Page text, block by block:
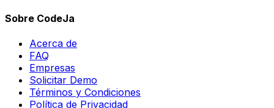
Sobre CodeJa
Acerca de
FAQ
Empresas
Solicitar Demo
Términos y Condiciones
Política de Privacidad